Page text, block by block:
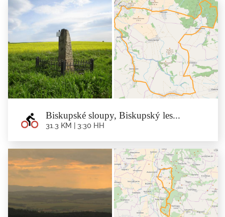
Biskupské sloupy, Biskupský les...
31.3 KM | 3:30 HH
Biskupské sloupy, Biskupský les...
31.3 km | 3:30 hh
Trasa: Minsterberk - Starczówek - Lipniki - Chociebórz - Wilemowice -